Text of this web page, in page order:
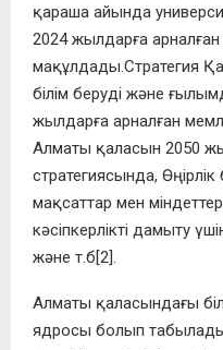
қараша айында
2024 жылдарға
мақұлдады.Стратегия
білім беруді және
жылдарға арналған
Алматы қаласын 2050
стратегиясында,
мақсаттар мен
кәсіпкерлікті дамыту
және т.б[2].
Алматы қаласындағы
ядросы болып